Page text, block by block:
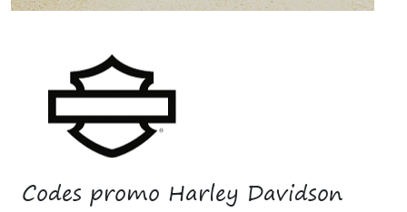
Codes promo Harley Davidson